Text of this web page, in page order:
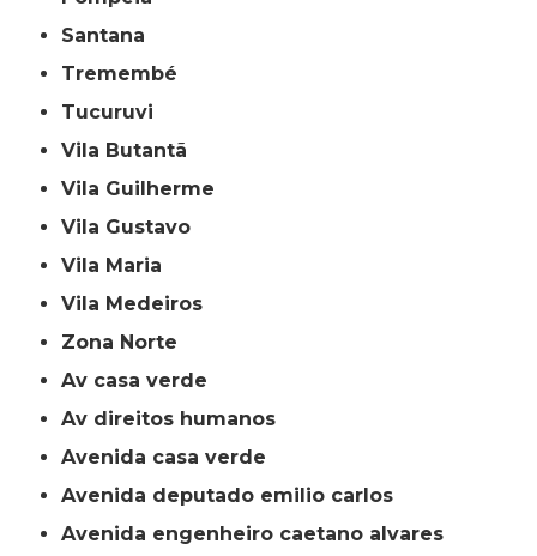
Santana
Tremembé
Tucuruvi
Vila Butantã
Vila Guilherme
Vila Gustavo
Vila Maria
Vila Medeiros
Zona Norte
av casa verde
av direitos humanos
avenida casa verde
avenida deputado emilio carlos
avenida engenheiro caetano alvares